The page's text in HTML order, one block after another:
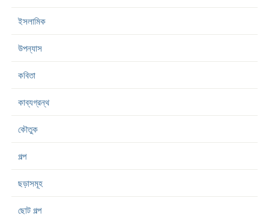
ইসলামিক
উপন্যাস
কবিতা
কাব্যগ্রন্থ
কৌতুক
গল্প
ছড়াসমূহ
ছোট গল্প